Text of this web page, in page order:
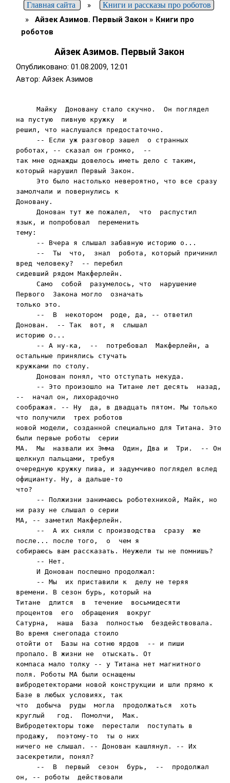
Главная сайта » Книги и рассказы про роботов
» Айзек Азимов. Первый Закон » Книги про
роботов
Айзек Азимов. Первый Закон
Опубликовано: 01.08.2009, 12:01
Автор: Айзек Азимов
на пустую  пивную кружку  и
решил, что наслушался пре­достаточно.
роботах, -- сказал он громко,  --
так мне однажды довелось иметь дело с таким,
который нарушил Первый Закон.
замол­чали и повернулись к
Доновану.
язык, и попробовал  переменить
тему:
вред человеку?  -- перебил
сидевший рядом Макферлейн.
Первого  Закона могло  означать
только это.
Донован.  -- Так  вот, я  слышал
историю о...
осталь­ные принялись стучать
кружками по столу.
--  начал он, лихорадочно
соображая. -- Ну  да, в двадцать пятом. Мы только
что получили  трех роботов
новой модели, созданной специально для Титана. Это
были первые роботы  серии
МА.  Мы  назвали их Эмма  Один, Два и  Три.  -- Он
щелкнул пальцами, требуя
очередную кружку пива, и задумчиво поглядел вслед
официанту. Ну, а дальше-то
что?
ни разу не слышал о серии
МА, -- заметил Макферлейн.
после... после того,  о  чем я
собираюсь вам рассказать. Неужели ты не помнишь?
времени. В сезон бурь, который на
Титане  длится  в  течение  вось­мидесяти
процентов  его  обращения  вокруг
Сатурна,  наша  База  полностью  бездействовала.
Во время снего­пада стоило
отойти от  Базы на сотню ярдов  -- и пиши
пропало. В жизни не  отыскать. От
компаса мало толку -- у Титана нет магнитного
поля. Роботы МА были осна­щены
вибродетекторами новой конструкции и шли пря­мо к
Базе в любых условиях, так
что  добыча  руды  могла  продолжаться  хоть
круглый   год.  Помолчи,  Мак.
Вибро­детекторы тоже  перестали  поступать в
продажу,  поэто­му-то  ты о них
ничего не слышал. -- Донован кашля­нул. -- Их
засекретили, понял?
он, -- ро­боты  действовали